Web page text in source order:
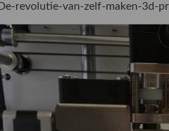
De-revolutie-van-zelf-maken-3d-